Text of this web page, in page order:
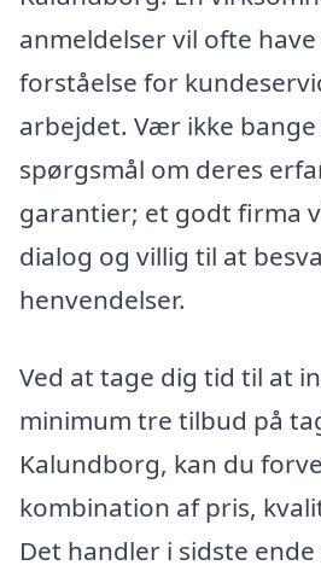
anmeldelser vil ofte
forståelse for
arbejdet. Vær ikke
spørgsmål om deres
garantier; et godt firma
dialog og villig til at
henvendelser.
Ved at tage dig tid til at
minimum tre tilbud på
Kalundborg, kan du
kombination af pris,
Det handler i sidste